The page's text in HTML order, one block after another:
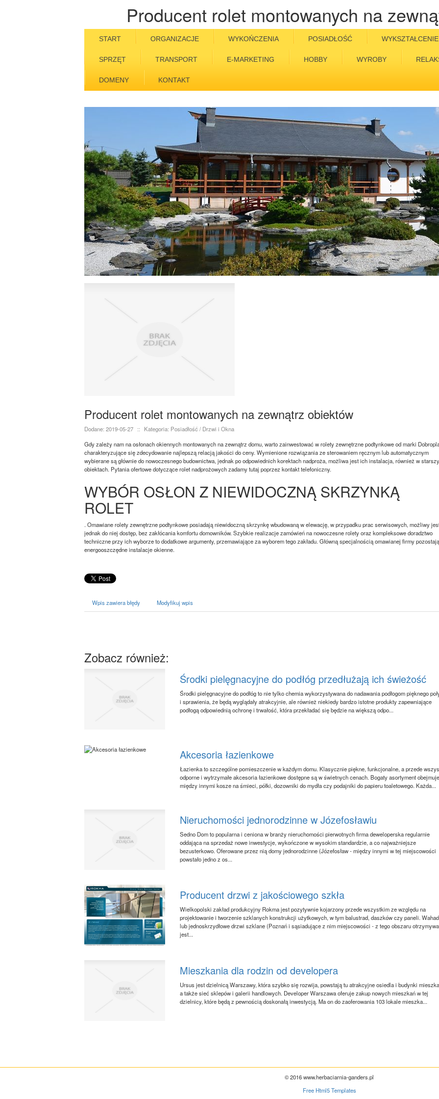
Producent rolet montowanych na
START ORGANIZACJE WYKOŃCZENIA POSIADŁOŚĆ WYKSZTAŁCENIE
SPRZĘT TRANSPORT E-MARKETING HOBBY WYROBY
DOMENY KONTAKT
Producent rolet montowanych na zewnątrz obiektów
Dodane: 2019-05-27 ::
Kategoria: Posiadłość / Drzwi i Okna
Gdy zależy nam na osłonach okiennych montowanych na zewnątrz domu, warto zainwestować w rolety zewnętrzne podtynkowe od marki
charakteryzujące się zdecydowanie najlepszą relacją jakości do ceny. Wymienione rozwiązania ze sterowaniem ręcznym lub automatycznym
wybierane są głównie do nowoczesnego budownictwa, jednak po odpowiednich korektach nadproża, możliwa jest ich instalacja, również w
obiektach. Pytania ofertowe dotyczące rolet nadprożowych zadamy tutaj poprzez kontakt telefoniczny.
WYBÓR OSŁON Z NIEWIDOCZNĄ SKRZYNKĄ
ROLET
. Omawiane rolety zewnętrzne podtynkowe posiadają niewidoczną skrzynkę wbudowaną w elewację, w przypadku prac serwisowych, możliwy
jednak do niej dostęp, bez zakłócania komfortu domowników. Szybkie realizacje zamówień na nowoczesne rolety oraz kompleksowe doradztwo
techniczne przy ich wyborze to dodatkowe argumenty, przemawiające za wyborem tego zakładu. Główną specjalnością omawianej firmy pozostają
energooszczędne instalacje okienne.
Wpis zawiera błędy Modyfikuj wpis
Zobacz również:
Środki pielęgnacyjne do podłóg przedłużają ich świeżość
Środki pielęgnacyjne do podłóg to nie tylko chemia wykorzystywana do nadawania podłogom pięknego
i sprawienia, że będą wyglądały atrakcyjnie, ale również niekiedy bardzo istotne produkty zapewniające
podłogą odpowiednią ochronę i trwałość, która przekładać się będzie na większą odpo...
Akcesoria łazienkowe
Łazienka to szczególne pomieszczenie w każdym domu. Klasycznie piękne, funkcjonalne, a przede
odporne i wytrzymałe akcesoria łazienkowe dostępne są w świetnych cenach. Bogaty asortyment obejmuje
między innymi kosze na śmieci, półki, dozowniki do mydła czy podajniki do papieru toaletowego. Każda...
Nieruchomości jednorodzinne w Józefosławiu
Sedno Dom to popularna i ceniona w branży nieruchomości pierwotnych firma deweloperska regularnie
oddająca na sprzedaż nowe inwestycje, wykończone w wysokim standardzie, a co najważniejsze
bezusterkowo. Oferowane przez nią domy jednorodzinne (Józefosław - między innymi w tej miejscowości
powstało jedno z os...
Producent drzwi z jakościowego szkła
Wielkopolski zakład produkcyjny Rokma jest pozytywnie kojarzony przede wszystkim ze względu na
projektowanie i tworzenie szklanych konstrukcji użytkowych, w tym balustrad, daszków czy paneli.
lub jednoskrzydłowe drzwi szklane (Poznań i sąsiadujące z nim miejscowości - z tego obszaru
jest...
Mieszkania dla rodzin od developera
Ursus jest dzielnicą Warszawy, która szybko się rozwija, powstają tu atrakcyjne osiedla i budynki
a także sieć sklepów i galerii handlowych. Developer Warszawa oferuje zakup nowych mieszkań w tej
dzielnicy, które będą z pewnością doskonałą inwestycją. Ma on do zaoferowania 103 lokale mieszka...
© 2016 www.herbaciarnia-ganders.pl
Free Html5 Templates